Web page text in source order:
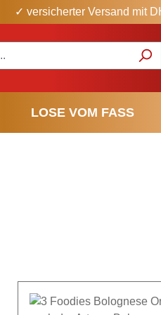
✓ versicherter Versand mit
LOSE VOM FASS